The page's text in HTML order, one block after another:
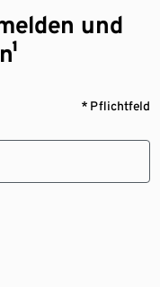
und
* Pflichtfeld